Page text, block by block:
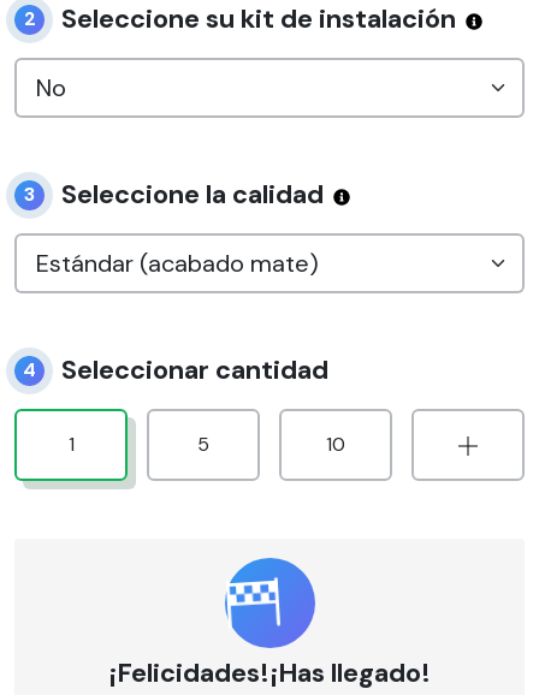
2 Seleccione su kit de instalación
3 Seleccione la calidad
4 Seleccionar cantidad
1 5 10
¡Felicidades!¡Has llegado!